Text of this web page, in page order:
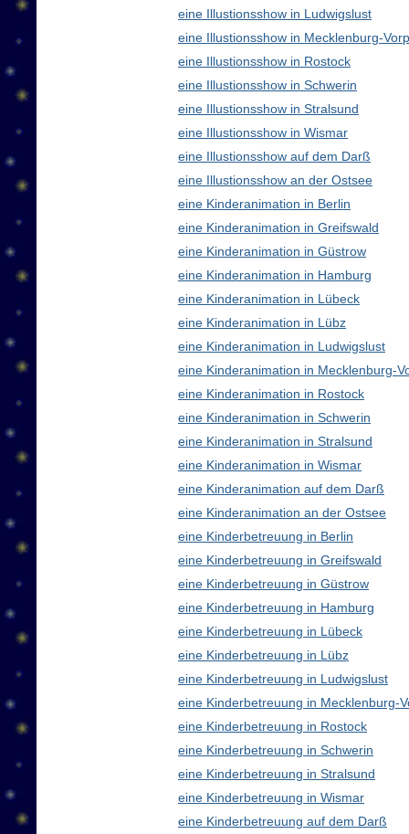
eine Illustionsshow in Ludwigslust
eine Illustionsshow in Mecklenburg-
eine Illustionsshow in Rostock
eine Illustionsshow in Schwerin
eine Illustionsshow in Stralsund
eine Illustionsshow in Wismar
eine Illustionsshow auf dem Darß
eine Illustionsshow an der Ostsee
eine Kinderanimation in Berlin
eine Kinderanimation in Greifswald
eine Kinderanimation in Güstrow
eine Kinderanimation in Hamburg
eine Kinderanimation in Lübeck
eine Kinderanimation in Lübz
eine Kinderanimation in Ludwigslust
eine Kinderanimation in Mecklenburg-
eine Kinderanimation in Rostock
eine Kinderanimation in Schwerin
eine Kinderanimation in Stralsund
eine Kinderanimation in Wismar
eine Kinderanimation auf dem Darß
eine Kinderanimation an der Ostsee
eine Kinderbetreuung in Berlin
eine Kinderbetreuung in Greifswald
eine Kinderbetreuung in Güstrow
eine Kinderbetreuung in Hamburg
eine Kinderbetreuung in Lübeck
eine Kinderbetreuung in Lübz
eine Kinderbetreuung in Ludwigslust
eine Kinderbetreuung in Mecklenburg-
eine Kinderbetreuung in Rostock
eine Kinderbetreuung in Schwerin
eine Kinderbetreuung in Stralsund
eine Kinderbetreuung in Wismar
eine Kinderbetreuung auf dem Darß